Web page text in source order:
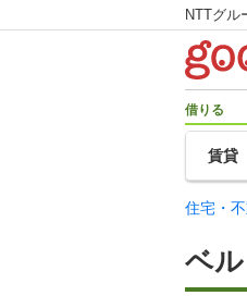
NTTグル
借りる
賃貸
住宅・
ベ